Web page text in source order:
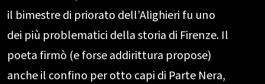
il bimestre di priorato dell’Alighieri fu uno
dei più problematici della storia di Firenze. Il
poeta firmò (e forse addirittura propose)
anche il confino per otto capi di Parte Nera,